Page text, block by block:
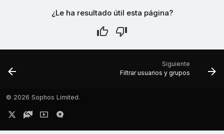
¿Le ha resultado útil esta página?
Siguiente
Filtrar usuarios y grupos
© 2026 Sophos Limited.